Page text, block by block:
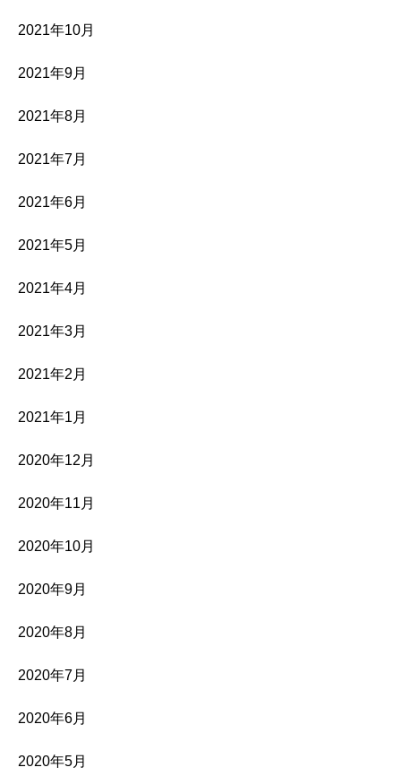
2021年10月
2021年9月
2021年8月
2021年7月
2021年6月
2021年5月
2021年4月
2021年3月
2021年2月
2021年1月
2020年12月
2020年11月
2020年10月
2020年9月
2020年8月
2020年7月
2020年6月
2020年5月